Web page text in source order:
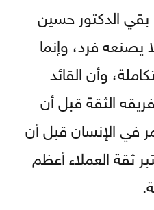
بقي الدكتور حسين
يصنعه فرد، وإنما
وأن القائد
الثقة قبل أن
في الإنسان قبل أن
ثقة العملاء أعظم